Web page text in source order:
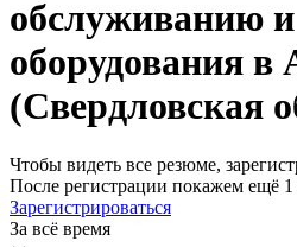
обслуживанию
оборудования в
(Свердловская
Чтобы видеть все резюме,
После регистрации покажем ещё
Зарегистрироваться
За всё время